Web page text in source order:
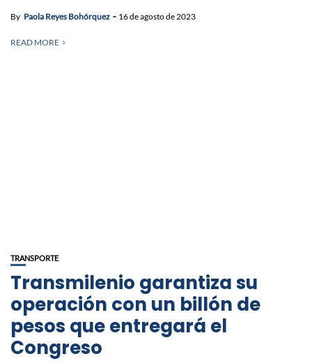
By Paola Reyes Bohórquez 16 de agosto de 2023
READ MORE
TRANSPORTE
Transmilenio garantiza su
operación con un billón de
pesos que entregará el
Congreso